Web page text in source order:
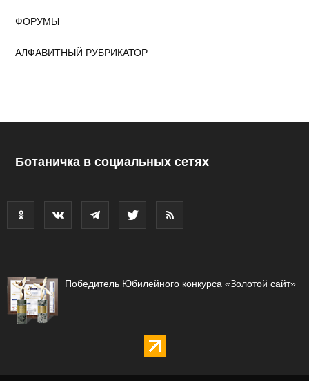
ФОРУМЫ
АЛФАВИТНЫЙ РУБРИКАТОР
Ботаничка в социальных сетях
Победитель Юбилейного конкурса «Золотой сайт»